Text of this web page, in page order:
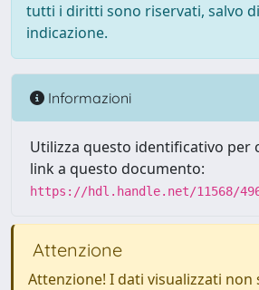
tutti i diritti sono riservati, salvo
indicazione.
Informazioni
Utilizza questo identificativo per
link a questo documento:
https://hdl.handle.net/11568/
Attenzione
Attenzione! I dati visualizzati non